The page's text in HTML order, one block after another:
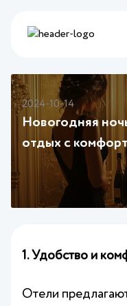
2024-10-14
Новогодняя
отдых с
1. Удобство и
Отели